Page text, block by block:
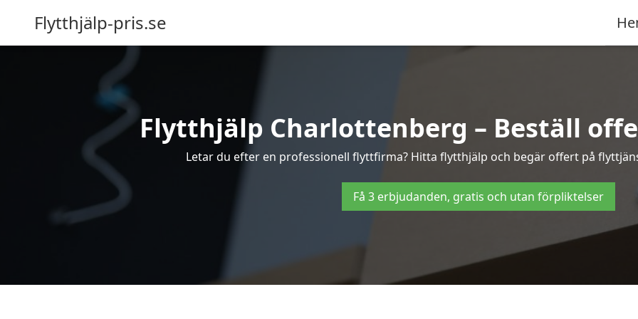
Flytthjälp-pris.se
Flytthjälp Charlottenberg – Beställ
Letar du efter en professionell flyttfirma? Hitta flytthjälp och begär offert på
Få 3 erbjudanden, gratis och utan förpliktelser